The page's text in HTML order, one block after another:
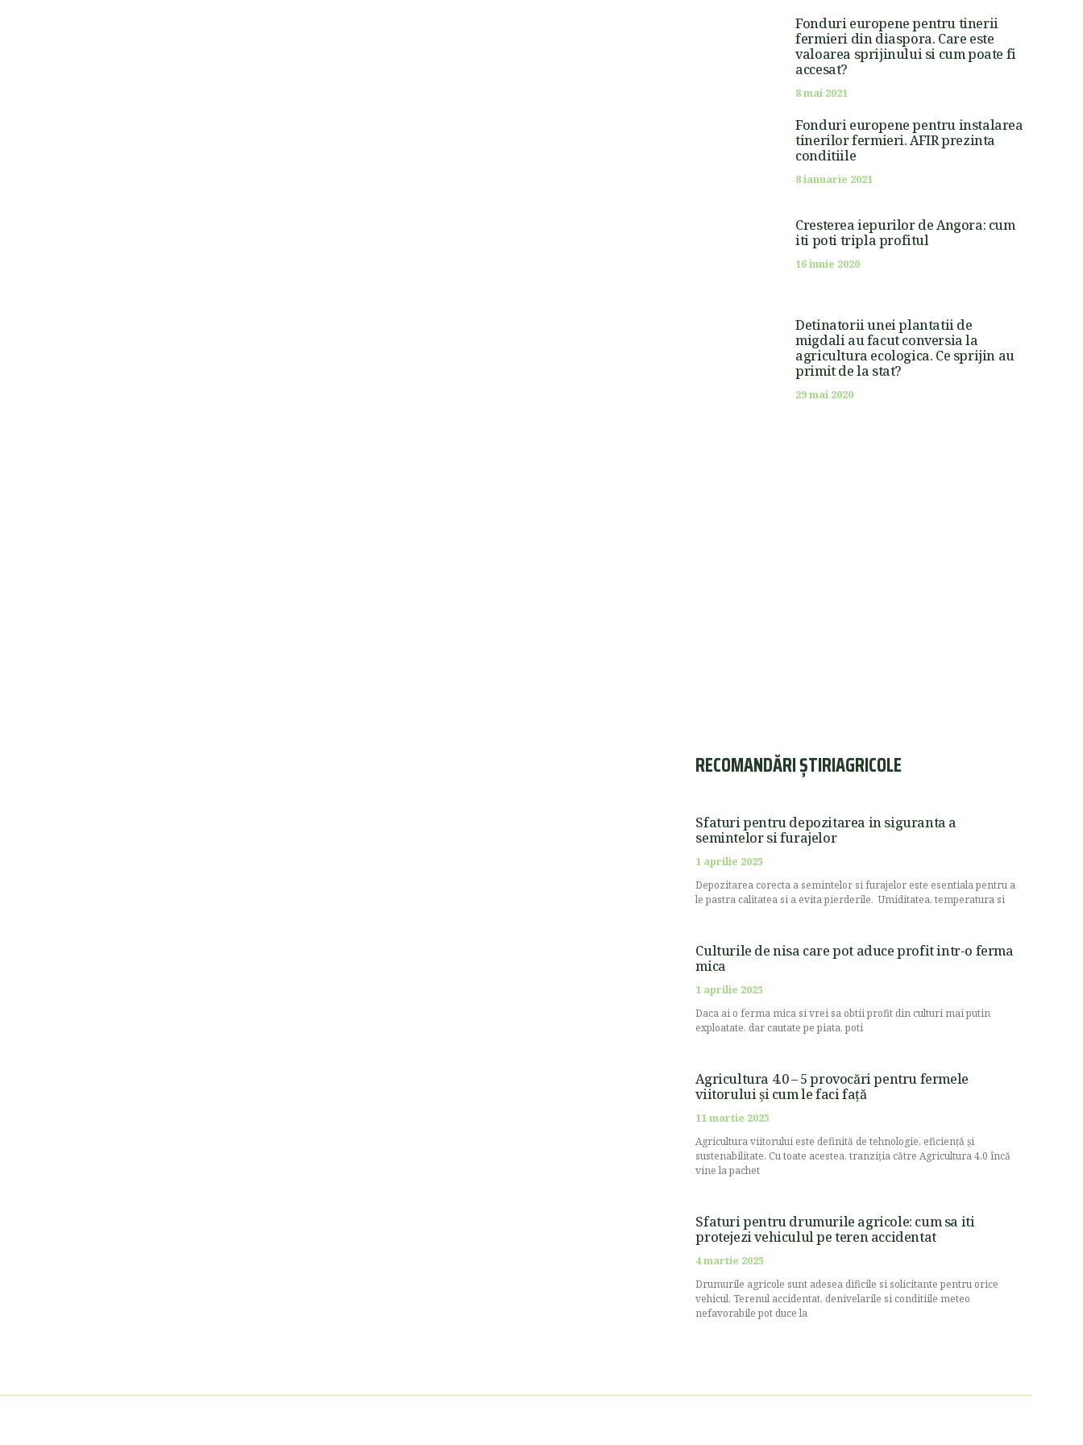
Fonduri europene pentru tinerii
fermieri din diaspora. Care este
valoarea sprijinului si cum poate fi
accesat?
8 mai 2021
Fonduri europene pentru instalarea
tinerilor fermieri. AFIR prezinta
conditiile
8 ianuarie 2021
Cresterea iepurilor de Angora: cum
iti poti tripla profitul
16 iunie 2020
Detinatorii unei plantatii de
migdali au facut conversia la
agricultura ecologica. Ce sprijin au
primit de la stat?
29 mai 2020
RECOMANDĂRI ȘTIRIAGRICOLE
Sfaturi pentru depozitarea in siguranta a
semintelor si furajelor
1 aprilie 2025
Depozitarea corecta a semintelor si furajelor este esentiala pentru a
le pastra calitatea si a evita pierderile. Umiditatea, temperatura si
Culturile de nisa care pot aduce profit intr-o ferma
mica
1 aprilie 2025
Daca ai o ferma mica si vrei sa obtii profit din culturi mai putin
exploatate, dar cautate pe piata, poti
Agricultura 4.0 – 5 provocări pentru fermele
viitorului și cum le faci față
11 martie 2025
Agricultura viitorului este definită de tehnologie, eficiență și
sustenabilitate. Cu toate acestea, tranziția către Agricultura 4.0 încă
vine la pachet
Sfaturi pentru drumurile agricole: cum sa iti
protejezi vehiculul pe teren accidentat
4 martie 2025
Drumurile agricole sunt adesea dificile si solicitante pentru orice
vehicul. Terenul accidentat, denivelarile si conditiile meteo
nefavorabile pot duce la